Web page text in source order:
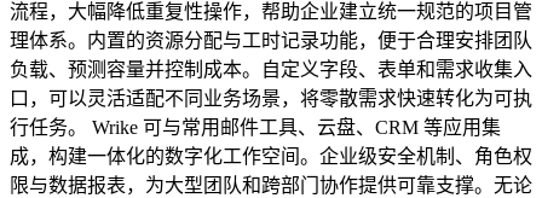
流程，大幅降低重复性操作，帮助企业建立统一规范的项目管
理体系。内置的资源分配与工时记录功能，便于合理安排团队
负载、预测容量并控制成本。自定义字段、表单和需求收集入
口，可以灵活适配不同业务场景，将零散需求快速转化为可执
行任务。 Wrike 可与常用邮件工具、云盘、CRM 等应用集
成，构建一体化的数字化工作空间。企业级安全机制、角色权
限与数据报表，为大型团队和跨部门协作提供可靠支撑。无论